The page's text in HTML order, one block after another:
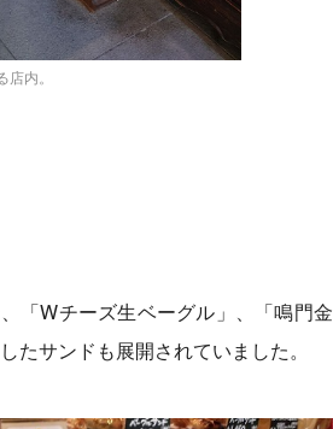
内。
「Wチーズ生ベーグル」、「鳴門金
サンドも展開されていました。